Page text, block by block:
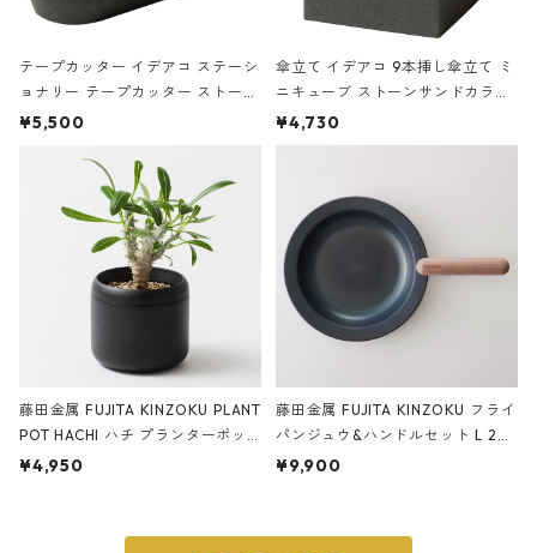
テープカッター イデアコ ステーシ
ョナリー テープカッター ストーン
サンドカラー 石調 ideaco Station
¥5,500
傘立て イデアコ 9本挿し傘立て ミ
ニキューブ ストーンサンドカラー
石調 ideaco Umbrella Stand CUB
E ストーンサンドブラック
¥4,730
藤田金属 FUJITA KINZOKU PLANT
POT HACHI ハチ プランターポッ
ト 3号 ブラック
¥4,950
藤田金属 FUJITA KINZOKU フライ
パンジュウ&ハンドルセット L 24c
m ガス火・IH対応 鉄フライパン
¥9,900